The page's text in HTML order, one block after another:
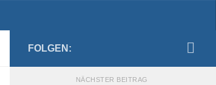
FOLGEN:
NÄCHSTER BEITRAG